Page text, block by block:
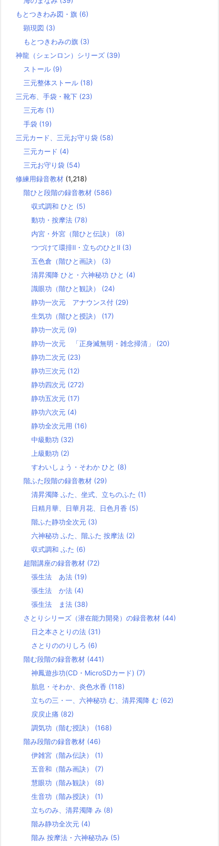
もとつきわみ図・旗 (6)
顕現図 (3)
もとつきわみの旗 (3)
神龍（シェンロン）シリーズ (39)
ストール (9)
三元整体ストール (18)
三元布、手袋・靴下 (23)
三元布 (1)
手袋 (19)
三元カード、三元お守り袋 (58)
三元カード (4)
三元お守り袋 (54)
修練用録音教材 (1,218)
階ひと段階の録音教材 (586)
収式調和 ひと (5)
動功・按摩法 (78)
内宮・外宮（階ひと伝訣） (8)
つづけて環排Ⅱ・立ちのひとⅡ (3)
五色倉（階ひと画訣） (3)
清昇濁降 ひと・六神秘功 ひと (4)
識眼功（階ひと観訣） (24)
静功一次元 アナウンス付 (29)
生気功（階ひと授訣） (17)
静功一次元 (9)
静功一次元 「正身滅無明・雑念掃清」 (20)
静功二次元 (23)
静功三次元 (12)
静功四次元 (272)
静功五次元 (17)
静功六次元 (4)
静功全次元用 (16)
中級動功 (32)
上級動功 (2)
すわいしょう・そわか ひと (8)
階ふた段階の録音教材 (29)
清昇濁降 ふた、坐式、立ちのふた (1)
日精月華、日華月花、日色月香 (5)
階ふた静功全次元 (3)
六神秘功 ふた、階ふた 按摩法 (2)
収式調和 ふた (6)
超階講座の録音教材 (72)
張生法 あ法 (19)
張生法 か法 (4)
張生法 ま法 (38)
さとりシリーズ（潜在能力開発）の録音教材 (44)
日之本さとりの法 (31)
さとりののりしろ (6)
階む段階の録音教材 (441)
神鳳遊歩功(CD・MicroSDカード) (7)
胎息・そわか、炎色水香 (118)
立ちの三・一、六神秘功 む、清昇濁降 む (62)
戻戻止痛 (82)
調気功（階む授訣） (168)
階み段階の録音教材 (46)
伊雑宮（階み伝訣） (1)
五音和（階み画訣） (7)
慧眼功（階み観訣） (8)
生音功（階み授訣） (1)
立ちのみ、清昇濁降 み (8)
階み静功全次元 (4)
階み 按摩法・六神秘功み (5)